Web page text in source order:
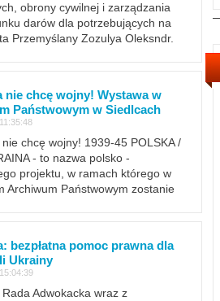
obrony cywilnej i zarządzania
darów dla potrzebujących na
Przemyślany Zozulya Oleksndr.
nie chcę wojny! Wystawa w
Państwowym w Siedlcach
chcę wojny! 1939-45 POLSKA /
- to nazwa polsko -
projektu, w ramach którego w
Archiwum Państwowym zostanie
bezpłatna pomoc prawna dla
Ukrainy
Adwokacka wraz z